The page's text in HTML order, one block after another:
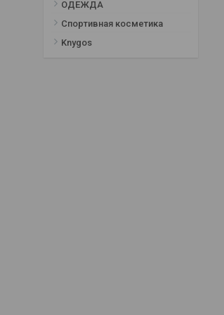
ОДЕЖДА
Спортивная косметика
Knygos